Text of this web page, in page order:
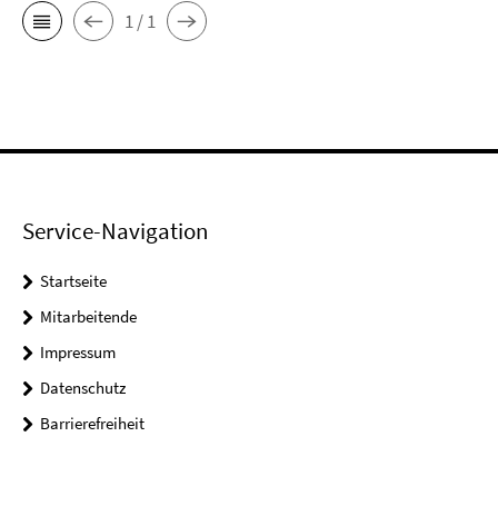
1 / 1
Service-Navigation
Startseite
Mitarbeitende
Impressum
Datenschutz
Barrierefreiheit